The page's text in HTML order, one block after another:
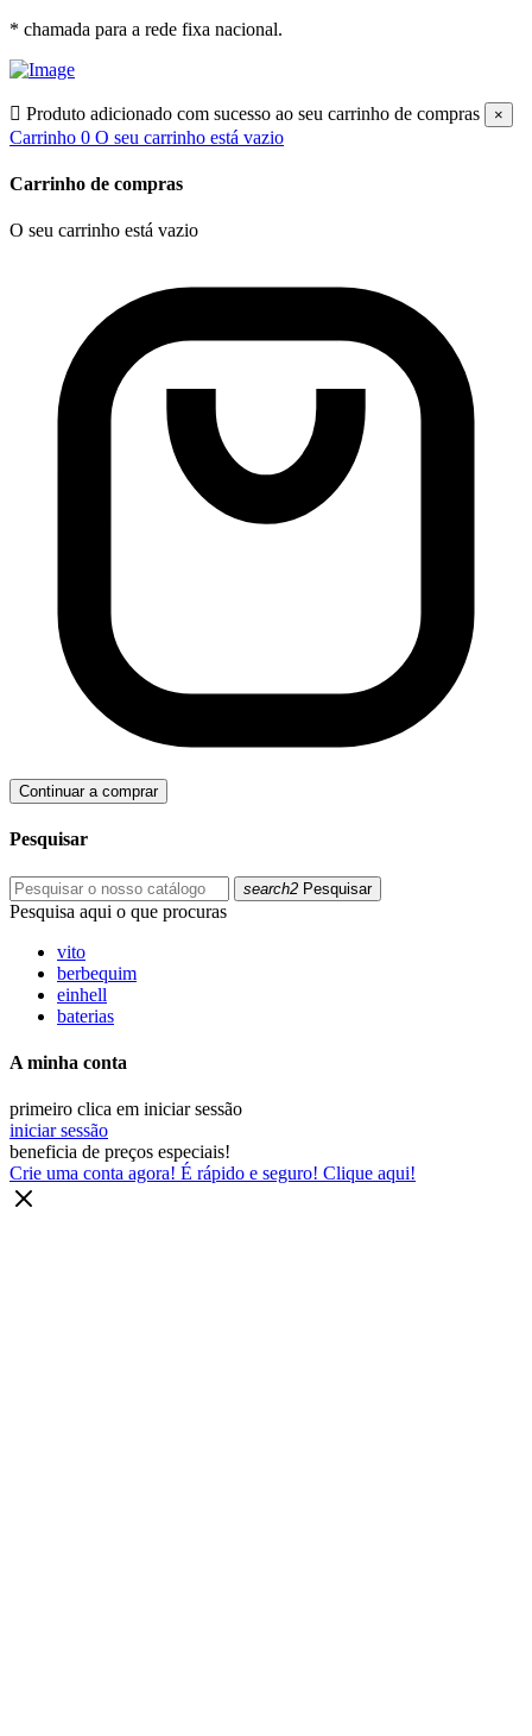
* chamada para a rede fixa nacional.
 Produto adicionado com sucesso ao seu carrinho de compras ×
Carrinho 0 O seu carrinho está vazio
Carrinho de compras
O seu carrinho está vazio
Continuar a comprar
Pesquisar
search2 Pesquisar
Pesquisa aqui o que procuras
vito
berbequim
einhell
baterias
A minha conta
primeiro clica em iniciar sessão
iniciar sessão
beneficia de preços especiais!
Crie uma conta agora! É rápido e seguro! Clique aqui!